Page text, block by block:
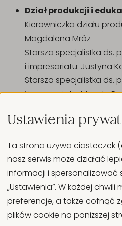
Ustawienia
Ta strona używa ciasteczek
nasz serwis może działać
informacji i spersonalizow­a­ć
„Ustawienia”. W każdej chwili
preferencje, a także cofnąć
plików cookie na poniższej
Dział produkcji i
Kierowniczka działu
Magdalena Mróz
Starsza specjalistka ds.
i impresariatu: Justyna
Starsza specjalistka ds.
i impresariatu: Magda
Borzymowska
i edukacji: Katarzyna
Specjalistka ds.
Aneta Penkala
Wydział finansowo-
Główna księgowa:
Wydział płac